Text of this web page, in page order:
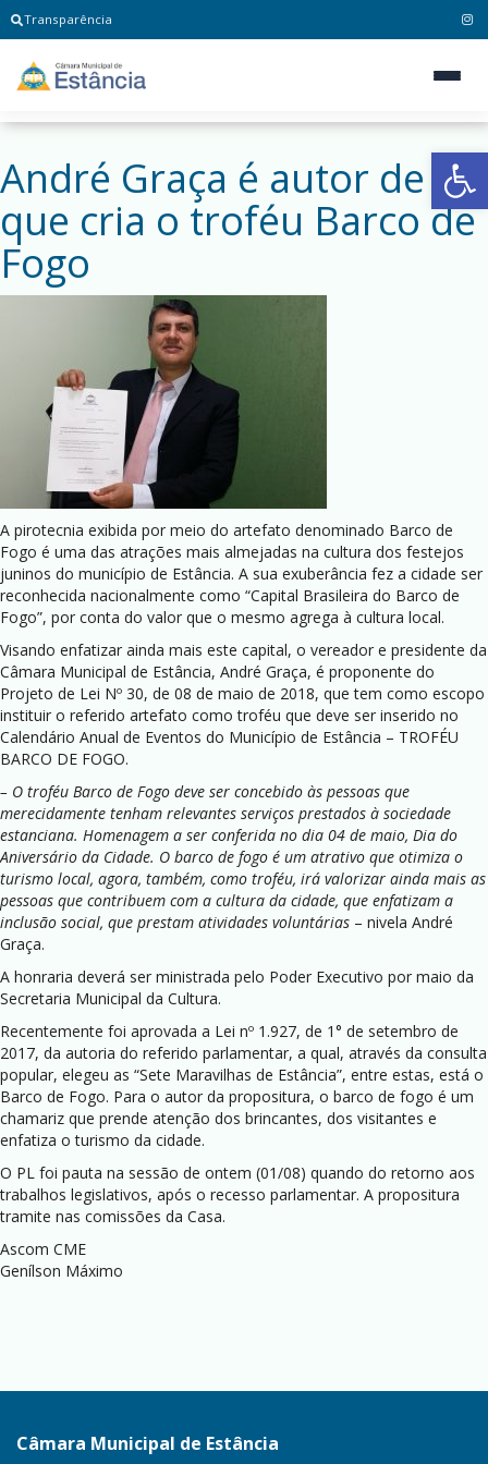
Transparência
André Graça é autor de PL
que cria o troféu Barco de
Fogo
A pirotecnia exibida por meio do artefato denominado Barco de
Fogo é uma das atrações mais almejadas na cultura dos festejos
juninos do município de Estância. A sua exuberância fez a cidade ser
reconhecida nacionalmente como “Capital Brasileira do Barco de
Fogo”, por conta do valor que o mesmo agrega à cultura local.
Visando enfatizar ainda mais este capital, o vereador e presidente da
Câmara Municipal de Estância, André Graça, é proponente do
Projeto de Lei Nº 30, de 08 de maio de 2018, que tem como escopo
instituir o referido artefato como troféu que deve ser inserido no
Calendário Anual de Eventos do Município de Estância – TROFÉU
BARCO DE FOGO.
– O troféu Barco de Fogo deve ser concebido às pessoas que
merecidamente tenham relevantes serviços prestados à sociedade
estanciana. Homenagem a ser conferida no dia 04 de maio, Dia do
Aniversário da Cidade. O barco de fogo é um atrativo que otimiza o
turismo local, agora, também, como troféu, irá valorizar ainda mais as
pessoas que contribuem com a cultura da cidade, que enfatizam a
inclusão social, que prestam atividades voluntárias – nivela André
Graça.
A honraria deverá ser ministrada pelo Poder Executivo por maio da
Secretaria Municipal da Cultura.
Recentemente foi aprovada a Lei nº 1.927, de 1° de setembro de
2017, da autoria do referido parlamentar, a qual, através da consulta
popular, elegeu as “Sete Maravilhas de Estância”, entre estas, está o
Barco de Fogo. Para o autor da propositura, o barco de fogo é um
chamariz que prende atenção dos brincantes, dos visitantes e
enfatiza o turismo da cidade.
O PL foi pauta na sessão de ontem (01/08) quando do retorno aos
trabalhos legislativos, após o recesso parlamentar. A propositura
tramite nas comissões da Casa.
Ascom CME
Genílson Máximo
Câmara Municipal de Estância